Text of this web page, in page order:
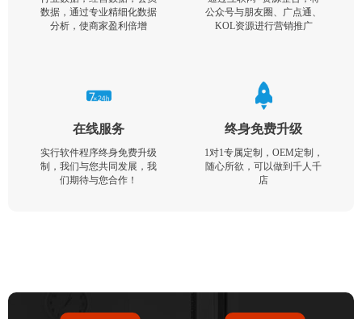
数据，通过专业精细化数据
分析，使商家盈利倍增
公众号与朋友圈、广点通、
KOL资源进行营销推广
在线服务
实行软件程序终身免费升级
制，我们与您共同发展，我
们期待与您合作！
终身免费升级
1对1专属定制，OEM定制，
随心所欲，可以做到千人千
店